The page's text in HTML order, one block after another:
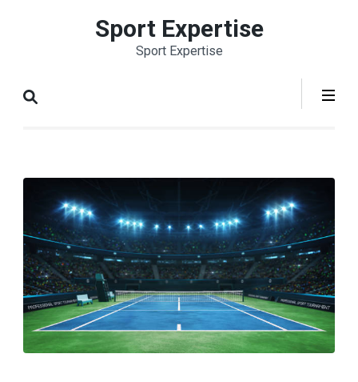
Entrée)
Sport Expertise
Sport Expertise